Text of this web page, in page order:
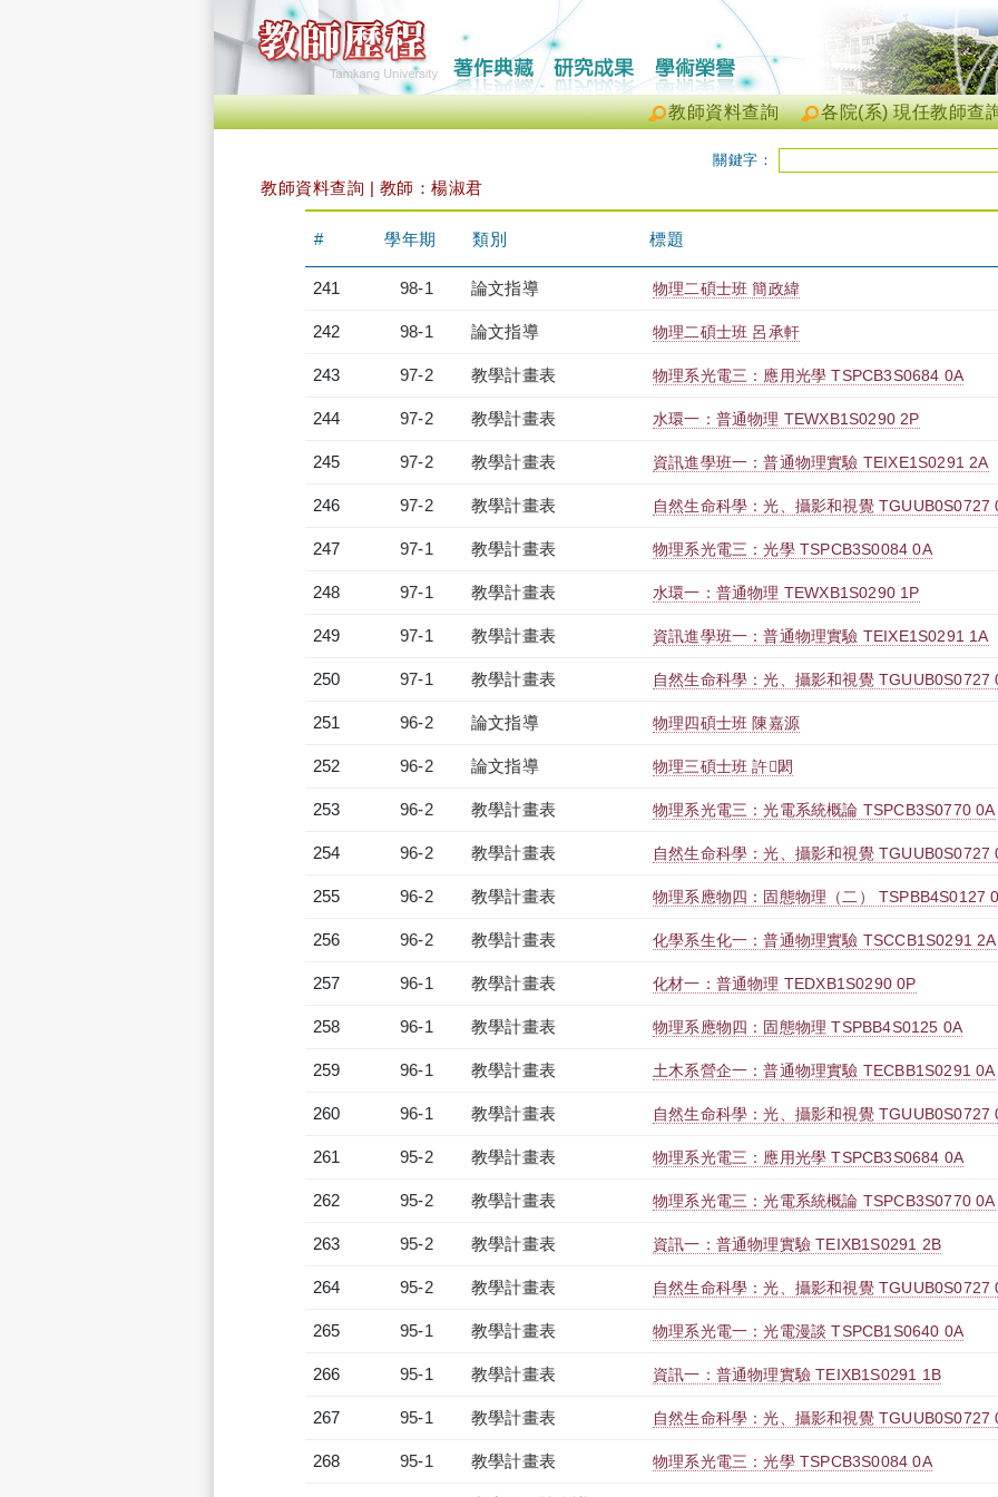
各院(系) 現任教師查
教師資料查詢
關鍵字：
教師資料查詢 | 教師：楊淑君
# 學年期 類別 標題
241 98-1 論文指導 物理二碩士班 簡政緯
242 98-1 論文指導 物理二碩士班 呂承軒
243 97-2 教學計畫表 物理系光電三：應用光學 TSPCB3S0684 0A
244 97-2 教學計畫表 水環一：普通物理 TEWXB1S0290 2P
245 97-2 教學計畫表 資訊進學班一：普通物理實驗 TEIXE1S0291 2A
246 97-2 教學計畫表 自然生命科學：光、攝影和視覺 TGUUB0S0727
247 97-1 教學計畫表 物理系光電三：光學 TSPCB3S0084 0A
248 97-1 教學計畫表 水環一：普通物理 TEWXB1S0290 1P
249 97-1 教學計畫表 資訊進學班一：普通物理實驗 TEIXE1S0291 1A
250 97-1 教學計畫表 自然生命科學：光、攝影和視覺 TGUUB0S0727
251 96-2 論文指導 物理四碩士班 陳嘉源
252 96-2 論文指導 物理三碩士班 許閎
253 96-2 教學計畫表 物理系光電三：光電系統概論 TSPCB3S0770 0A
254 96-2 教學計畫表 自然生命科學：光、攝影和視覺 TGUUB0S0727
255 96-2 教學計畫表 物理系應物四：固態物理（二） TSPBB4S0127
256 96-2 教學計畫表 化學系生化一：普通物理實驗 TSCCB1S0291 2A
257 96-1 教學計畫表 化材一：普通物理 TEDXB1S0290 0P
258 96-1 教學計畫表 物理系應物四：固態物理 TSPBB4S0125 0A
259 96-1 教學計畫表 土木系營企一：普通物理實驗 TECBB1S0291 0A
260 96-1 教學計畫表 自然生命科學：光、攝影和視覺 TGUUB0S0727
261 95-2 教學計畫表 物理系光電三：應用光學 TSPCB3S0684 0A
262 95-2 教學計畫表 物理系光電三：光電系統概論 TSPCB3S0770 0A
263 95-2 教學計畫表 資訊一：普通物理實驗 TEIXB1S0291 2B
264 95-2 教學計畫表 自然生命科學：光、攝影和視覺 TGUUB0S0727
265 95-1 教學計畫表 物理系光電一：光電漫談 TSPCB1S0640 0A
266 95-1 教學計畫表 資訊一：普通物理實驗 TEIXB1S0291 1B
267 95-1 教學計畫表 自然生命科學：光、攝影和視覺 TGUUB0S0727
268 95-1 教學計畫表 物理系光電三：光學 TSPCB3S0084 0A